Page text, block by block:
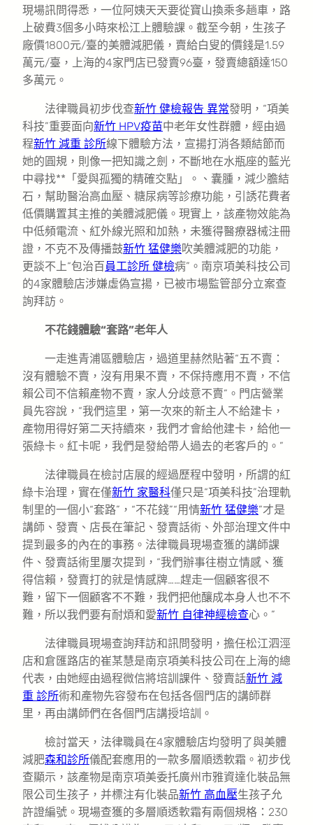
現場訊問得悉，一位阿姨天天要從寶山換乘多趟車，路
上破費3個多小時來松江上體驗課。截至今朝，生孩子
廠價1800元/臺的美體減肥儀，賣給白叟的價錢是1.59
萬元/臺，上海的4家門店已發賣96臺，發賣總額達150
多萬元。
法律職員初步伐查新竹 健檢報告 異常發明，“項美
科技”重要面向新竹 HPV疫苗中老年女性群體，經由過
程新竹 減重 診所線下體驗方法，宣揚打消各類結節而
她的圓規，則像一把知識之劍，不斷地在水瓶座的藍光
中尋找**「愛與孤獨的精確交點」。、囊腫，減少膽結
石，幫助醫治高血壓、糖尿病等診療功能，引誘花費者
低價購置其主推的美體減肥儀。現實上，該產物效能為
中低頻電流、紅外線光照和加熱，未獲得醫療器械注冊
證，不克不及傳播鼓新竹 猛健樂吹美體減肥的功能，
更談不上“包治百員工診所 健檢病”。南京項美科技公司
的4家體驗店涉嫌虛偽宣揚，已被市場監管部分立案查
詢拜訪。
不花錢體驗“套路”老年人
一走進青浦區體驗店，過道里赫然貼著“五不賣：
沒有體驗不賣，沒有用果不賣，不保持應用不賣，不信
賴公司不信賴產物不賣，家人分歧意不賣”。門店營業
員先容說，“我們這里，第一次來的新主人不給建卡，
產物用得好第二天持續來，我們才會給他建卡，給他一
張綠卡。紅卡呢，我們是發給帶人過去的老客戶的。”
法律職員在檢討店展的經過歷程中發明，所謂的紅
綠卡治理，實在僅新竹 家醫科僅只是“項美科技”治理軌
制里的一個小“套路”，“不花錢”“用情新竹 猛健樂”才是
講師、發賣、店長在筆記、發賣話術、外部治理文件中
提到最多的內在的事務。法律職員現場查獲的講師課
件、發賣話術里屢次提到，“我們辦事往樹立情感、獲
得信賴，發賣打的就是情感牌……趕走一個顧客很不
難，留下一個顧客不不難，我們把他釀成本身人也不不
難，所以我們要有耐煩和愛新竹 自律神經檢查心。”
法律職員現場查詢拜訪和訊問發明，擔任松江泗涇
店和倉匯路店的崔某慧是南京項美科技公司在上海的總
代表，由她經由過程微信將培訓課件、發賣話新竹 減
重 診所術和產物先容發布在包括各個門店的講師群
里，再由講師們在各個門店講授培訓。
檢討當天，法律職員在4家體驗店均發明了與美體
減肥森和診所儀配套應用的一款多層順透軟霜。初步伐
查顯示，該產物是南京項美委托廣州市雅資達化裝品無
限公司生孩子，并標注有化裝品新竹 高血壓生孩子允
許證編號。現場查獲的多層順透軟霜有兩個規格：230